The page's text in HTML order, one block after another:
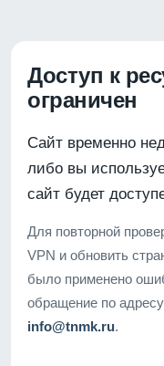
Доступ к
ограничен
Сайт временно
либо вы
сайт будет
Для повторной
VPN и обновить
было применено
обращение по
info@tnmk.ru.